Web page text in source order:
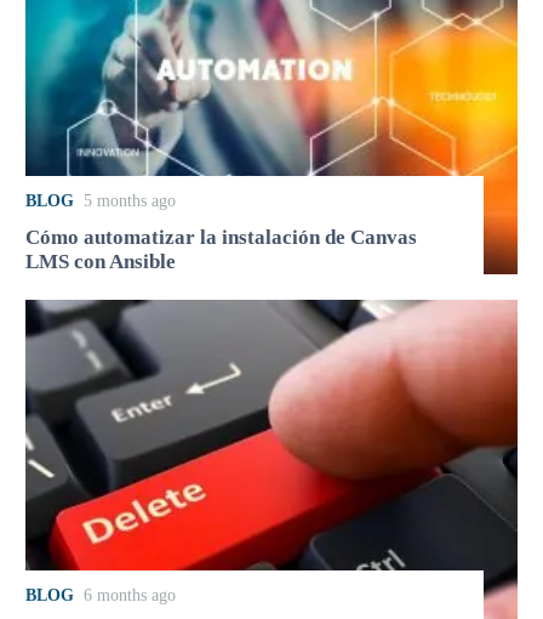
BLOG 5 months ago
Cómo automatizar la instalación de Canvas
LMS con Ansible
BLOG 6 months ago